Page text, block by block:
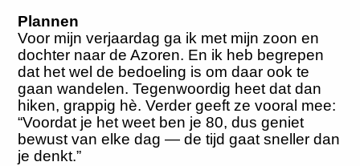
Plannen
Voor mijn verjaardag ga ik met mijn zoon en
dochter naar de Azoren. En ik heb begrepen
dat het wel de bedoeling is om daar ook te
gaan wandelen. Tegenwoordig heet dat dan
hiken, grappig hè. Verder geeft ze vooral mee:
“Voordat je het weet ben je 80, dus geniet
bewust van elke dag — de tijd gaat sneller dan
je denkt.”